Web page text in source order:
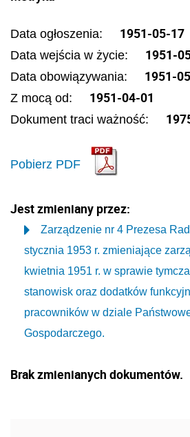
Data ogłoszenia: 1951-05-17
Data wejścia w życie: 1951-
Data obowiązywania: 1951-
Z mocą od: 1951-04-01
Dokument traci ważność:
Pobierz PDF
Jest zmieniany przez:
Zarządzenie nr 4 Prezesa
stycznia 1953 r. zmieniające
kwietnia 1951 r. w sprawie
stanowisk oraz dodatków
pracowników w dziale
Gospodarczego.
Brak zmienianych dokumentów.